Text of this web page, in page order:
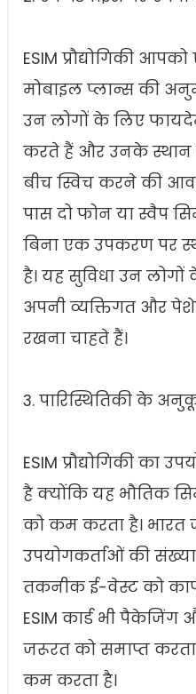
ESIM प्रौद्योगिकी
मोबाइल प्लान्स की
उन लोगों के लिए
करते हैं और उनके स्थान
बीच स्विच करने की
पास दो फोन या स्वैप
बिना एक उपकरण पर
है। यह सुविधा उन
अपनी व्यक्तिगत और
रखना चाहते हैं।
3. पारिस्थितिकी के
ESIM प्रौद्योगिकी का
है क्योंकि यह भौतिक
को कम करता है।
उपयोगकर्ताओं की संख्या
तकनीक ई-वेस्ट को
ESIM कार्ड भी पैकेजिंग
जरूरत को समाप्त करता
कम करता है।